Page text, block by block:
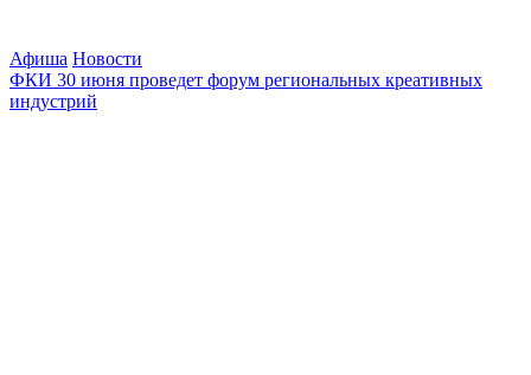
Афиша Новости
ФКИ 30 июня проведет форум региональных креативных
индустрий